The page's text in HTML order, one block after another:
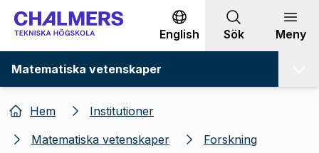
Gå till innehållet
English Sök Meny
Matematiska vetenskaper
Hem
Institutioner
Matematiska vetenskaper
Forskning